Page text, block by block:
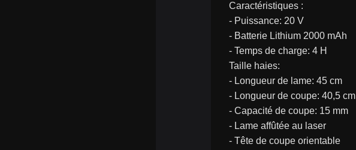
Caractéristiques :
- Puissance: 20 V
- Batterie Lithium 2000 mAh
- Temps de charge: 4 H
Taille haies:
- Longueur de lame: 45 cm
- Longueur de coupe: 40,5 cm
- Capacité de coupe: 15 mm
- Lame affûtée au laser
- Tête de coupe orientable